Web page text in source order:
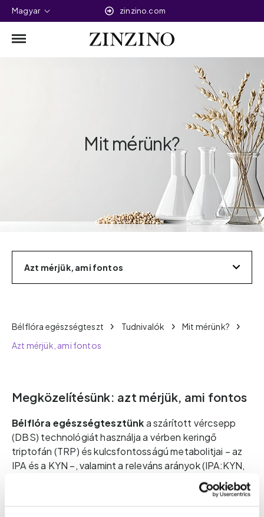
Magyar zinzino.com
Mit mérünk?
Azt mérjük, ami fontos
Bélflóra egészségteszt Tudnivalók
Mit mérünk?
Azt mérjük, ami fontos
Megközelítésünk: azt mérjük, ami fontos
Bélflóra egészségtesztünka szárított vércsepp
(DBS) technológiát használja a vérben keringő
triptofán (TRP) és kulcsfontosságú metabolitjai – az
IPA és a KYN –, valamint a releváns arányok (IPA:KYN,
IPA:TRP, KYN:TRP) elemzéséhez. Ezek a mérőszámok
lehetővé teszik számunkra, hogy értékeljük a